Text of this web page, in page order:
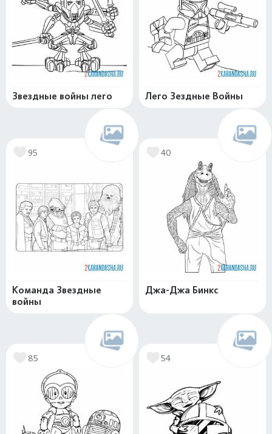
Звездные войны лего Лего Зездные Войны
95
Команда Звездные
войны
40
Джа-Джа Бинкс
85 54